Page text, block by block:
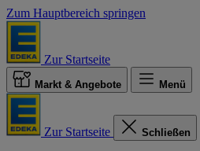
Zum Hauptbereich springen
Zur Startseite
Markt & Angebote Menü
Zur Startseite Schließen